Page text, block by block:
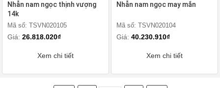
Nhẫn nam ngọc thịnh vượng
14k
Mã số: TSVN020105
Giá: 26.818.020₫
Xem chi tiết
Nhẫn nam ngọc may mắn
Mã số: TSVN020104
Giá: 40.230.910₫
Xem chi tiết